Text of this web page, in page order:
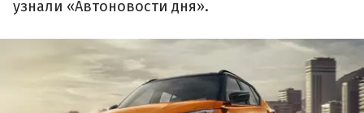
узнали «Автоновости дня».